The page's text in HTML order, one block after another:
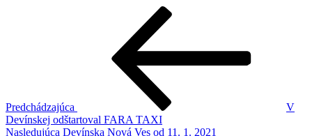
Predchádzajúca
V
Devínskej odštartoval FARA TAXI
Ďalší
Nasledujúca Devínska Nová Ves od 11. 1. 2021